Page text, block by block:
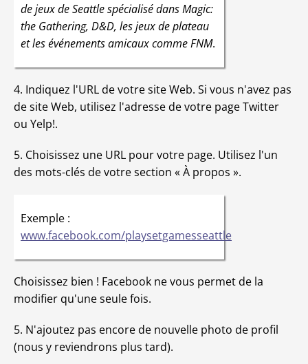
de jeux de Seattle spécialisé dans Magic:
the Gathering, D&D, les jeux de plateau
et les événements amicaux comme FNM.
4. Indiquez l'URL de votre site Web. Si vous n'avez pas
de site Web, utilisez l'adresse de votre page Twitter
ou Yelp!.
5. Choisissez une URL pour votre page. Utilisez l'un
des mots-clés de votre section « À propos ».
Exemple :
www.facebook.com/playsetgamesseattle
Choisissez bien ! Facebook ne vous permet de la
modifier qu'une seule fois.
5. N'ajoutez pas encore de nouvelle photo de profil
(nous y reviendrons plus tard).